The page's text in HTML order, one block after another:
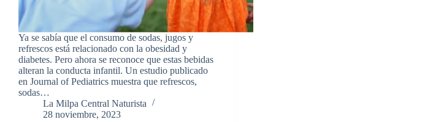
Ya se sabía que el consumo de sodas, jugos y
refrescos está relacionado con la obesidad y
diabetes. Pero ahora se reconoce que estas bebidas
alteran la conducta infantil. Un estudio publicado
en Journal of Pediatrics muestra que refrescos,
sodas…
La Milpa Central Naturista
28 noviembre, 2023